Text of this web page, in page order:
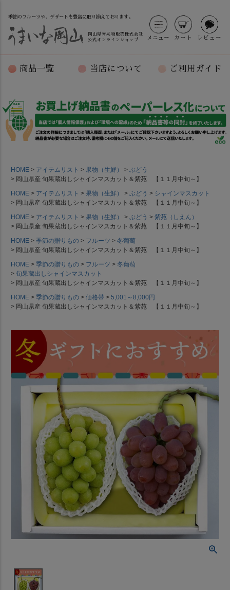
季節のフルーツや、デザートを豊富に取り揃えております。
岡山県青果物販売株式会社
公式オンラインショップ
メニュー カート レビュー
商品一覧 当店について ご利用ガイド
HOME アイテムリスト 果物（生鮮）
ぶどう
岡山県産 旬果蔵出しシャインマスカット＆紫苑 【１１月中旬～】
HOME
アイテムリスト 果物（生鮮） ぶどう
シャインマスカット
岡山県産 旬果蔵出しシャインマスカット＆紫苑 【１１月中旬～】
HOME
アイテムリスト 果物（生鮮） ぶどう
紫苑（しえん）
岡山県産 旬果蔵出しシャインマスカット＆紫苑 【１１月中旬～】
HOME
季節の贈りもの フルーツ
冬葡萄
岡山県産 旬果蔵出しシャインマスカット＆紫苑 【１１月中旬～】
HOME
季節の贈りもの フルーツ
冬葡萄
旬果蔵出しシャインマスカット
岡山県産 旬果蔵出しシャインマスカット＆紫苑 【１１月中旬～】
HOME
季節の贈りもの 価格帯
5,001～8,000円
岡山県産 旬果蔵出しシャインマスカット＆紫苑 【１１月中旬～】